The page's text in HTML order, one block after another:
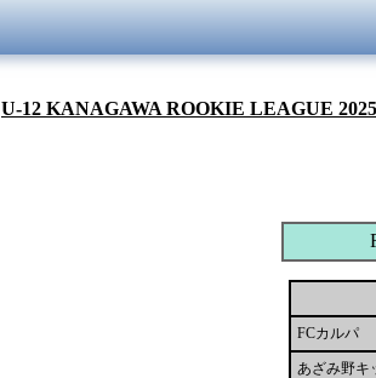
U-12 KANAGAWA ROOKIE LEAGUE
FCカルパ
あざみ野キ